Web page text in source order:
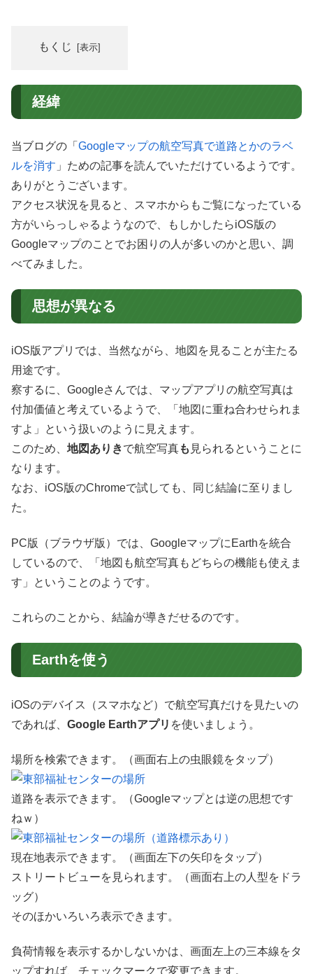
もくじ
経緯
当ブログの「 Googleマップの航空写真で道路とかのラベ
ルを消す 」ための記事を読んでいただけているようです。
ありがとうございます。
アクセス状況を見ると、スマホからもご覧になったている
方がいらっしゃるようなので、もしかしたらiOS版の
Googleマップのことでお困りの人が多いのかと思い、調
べてみました。
思想が異なる
iOS版アプリでは、当然ながら、地図を見ることが主たる
用途です。
察するに、Googleさんでは、マップアプリの航空写真は
付加価値と考えているようで、「地図に重ね合わせられま
すよ」という扱いのように見えます。
このため、 地図ありきで航空写真も 見られるということに
なります。
なお、iOS版のChromeで試しても、同じ結論に至りまし
た。
PC版（ブラウザ版）では、GoogleマップにEarthを統合
しているので、「地図も航空写真もどちらの機能も使えま
す」ということのようです。
これらのことから、結論が導きだせるのです。
Earthを使う
iOSのデバイス（スマホなど）で航空写真だけを見たいの
であれば、 Google Earthアプリ を使いましょう。
場所を検索できます。（画面右上の虫眼鏡をタップ）
道路を表示できます。（Googleマップとは逆の思想です
ねｗ）
現在地表示できます。（画面左下の矢印をタップ）
ストリートビューを見られます。（画面右上の人型をドラ
ッグ）
そのほかいろいろ表示できます。
負荷情報を表示するかしないかは、画面左上の三本線をタ
ップすれば、チェックマークで変更できます。